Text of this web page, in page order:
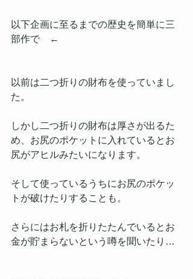
以下企画に至るまでの歴史を簡単に三
部作で　←
以前は二つ折りの財布を使っていまし
た。
しかし二つ折りの財布は厚さが出るた
め、お尻のポケットに入れているとお
尻がアヒルみたいになります。
そして使っているうちにお尻のポケッ
トが破けたりすることも。
さらにはお札を折りたたんでいるとお
金が貯まらないという噂を聞いたり…